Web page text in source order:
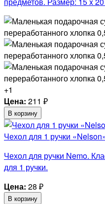
+1
Цена: 211 ₽
В корзину
Чехол для 1 ручки
Чехол для ручки Nemo.
для 1 ручки.
Цена: 28 ₽
В корзину